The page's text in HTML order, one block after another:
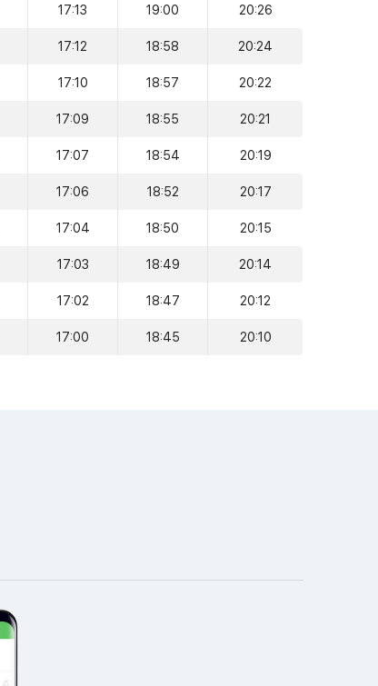
17:13 19:00 20:26
17:12 18:58 20:24
17:10 18:57 20:22
17:09 18:55 20:21
17:07 18:54 20:19
17:06 18:52 20:17
17:04 18:50 20:15
17:03 18:49 20:14
17:02 18:47 20:12
17:00 18:45 20:10